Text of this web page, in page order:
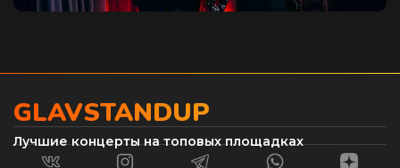
GLAVSTANDUP
Лучшие концерты на топовых площадках